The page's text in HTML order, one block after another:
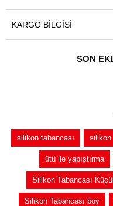
KARGO BILGISI
SON
silikon tabancası silikon
ütü ile yapıştırma
Silikon Tabancası
Silikon Tabancası boy